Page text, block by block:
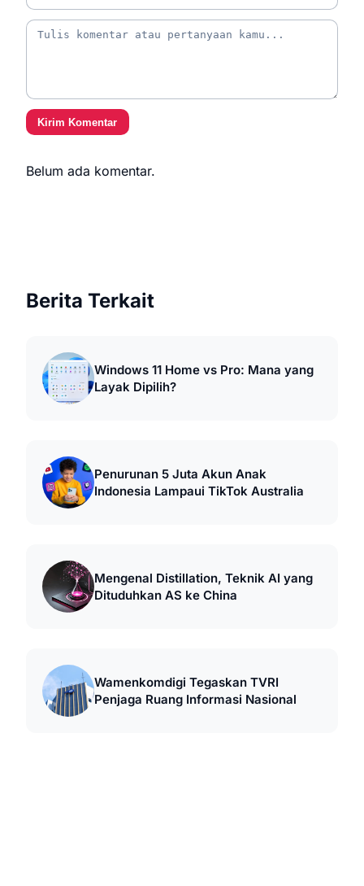
Kirim Komentar
Belum ada komentar.
Berita Terkait
Windows 11 Home vs Pro: Mana yang
Layak Dipilih?
Penurunan 5 Juta Akun Anak
Indonesia Lampaui TikTok Australia
Mengenal Distillation, Teknik AI yang
Dituduhkan AS ke China
Wamenkomdigi Tegaskan TVRI
Penjaga Ruang Informasi Nasional